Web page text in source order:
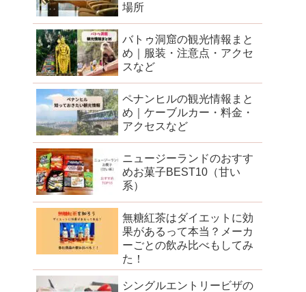
場所
バトゥ洞窟の観光情報まと
め｜服装・注意点・アクセ
スなど
ペナンヒルの観光情報まと
め｜ケーブルカー・料金・
アクセスなど
ニュージーランドのおすす
めお菓子BEST10（甘い
系）
無糖紅茶はダイエットに効
果があるって本当？メーカ
ーごとの飲み比べもしてみ
た！
シングルエントリービザの